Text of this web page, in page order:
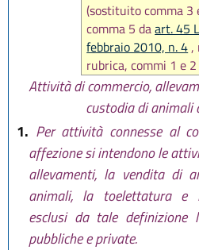
(sostituito comma 3
comma 5 daart. 45
febbraio 2010, n. 4,
rubrica, commi 1 e
29 marzo 2013, n. 3
sostituito comma 3
29 marzo 2013, n. 3
sostituito daart. 45
2018, n. 11)
Attività di commercio,
custodia di animali
1. Per attività connesse al
affezione si intendono le
allevamenti, la vendita di
animali, la toelettatura e
esclusi da tale definizione
pubbliche e private.